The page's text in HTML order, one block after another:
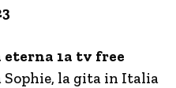
1a tv free
Sophie, la gita in Italia